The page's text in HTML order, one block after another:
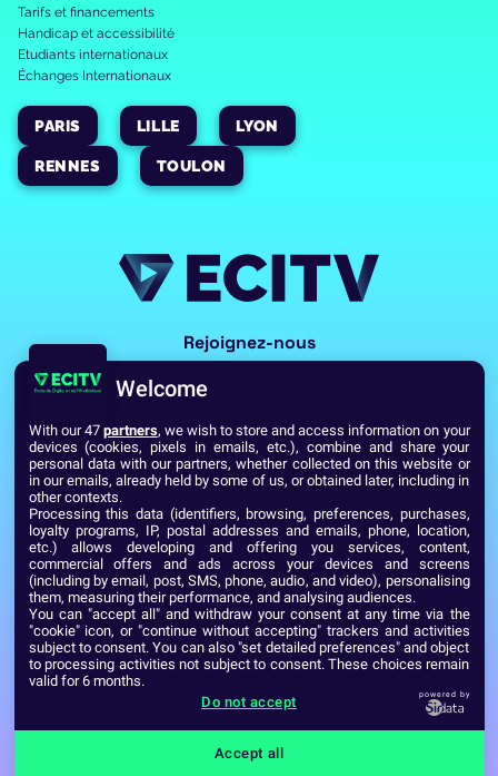
Tarifs et financements
Handicap et accessibilité
Etudiants internationaux
Échanges Internationaux
PARIS LILLE LYON
RENNES TOULON
Rejoignez-nous
Voir toutes les écoles du Réseau GES
Établissement d’Enseignement Supérieur Technique Privé
Dernière mise à jour : Septembre 2024
Mentions légales
Welcome
With our 47 partners, we wish to store and access information on your
devices (cookies, pixels in emails, etc.), combine and share your
personal data with our partners, whether collected on this website or
in our emails, already held by some of us, or obtained later, including in
other contexts.
Processing this data (identifiers, browsing, preferences, purchases,
loyalty programs, IP, postal addresses and emails, phone, location,
etc.) allows developing and offering you services, content,
commercial offers and ads across your devices and screens
(including by email, post, SMS, phone, audio, and video), personalising
them, measuring their performance, and analysing audiences.
You can "accept all" and withdraw your consent at any time via the
"cookie" icon, or "continue without accepting" trackers and activities
subject to consent. You can also "set detailed preferences" and object
to processing activities not subject to consent. These choices remain
valid for 6 months.
Do not accept
powered by
Accept all